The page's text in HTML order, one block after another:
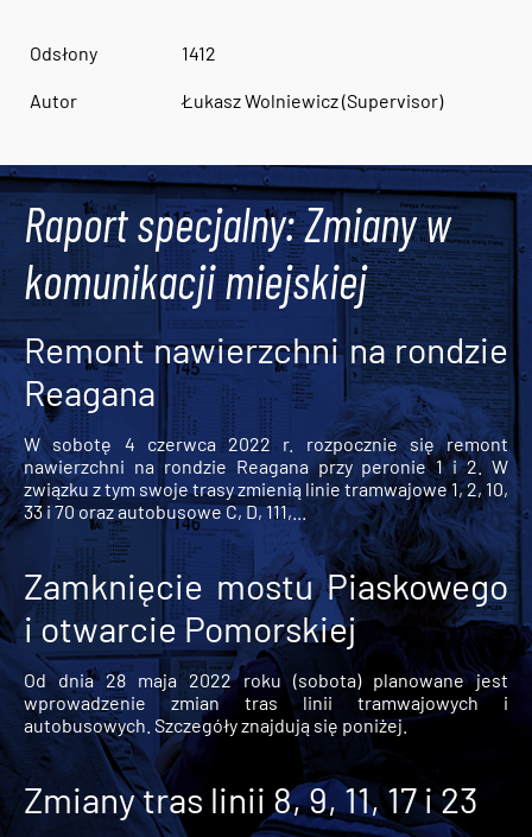
Odsłony 1412
Autor Łukasz Wolniewicz (Supervisor)
Raport specjalny: Zmiany w
komunikacji miejskiej
Remont nawierzchni na rondzie
Reagana
W sobotę 4 czerwca 2022 r. rozpocznie się remont
nawierzchni na rondzie Reagana przy peronie 1 i 2. W
związku z tym swoje trasy zmienią linie tramwajowe 1, 2, 10,
33 i 70 oraz autobusowe C, D, 111,...
Zamknięcie mostu Piaskowego
i otwarcie Pomorskiej
Od dnia 28 maja 2022 roku (sobota) planowane jest
wprowadzenie zmian tras linii tramwajowych i
autobusowych. Szczegóły znajdują się poniżej.
Zmiany tras linii 8, 9, 11, 17 i 23